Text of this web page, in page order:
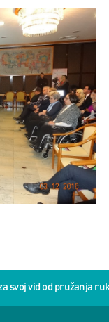
svoj vid od pružanja